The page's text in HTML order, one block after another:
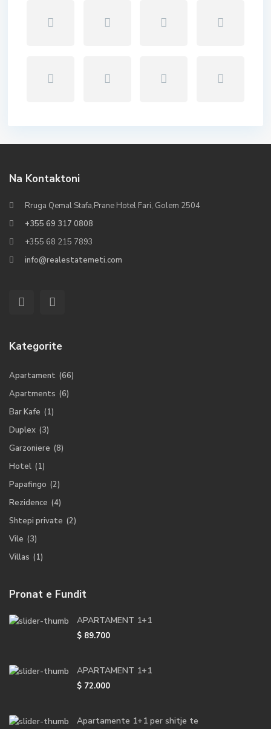
Na Kontaktoni
Rruga Qemal Stafa,Prane Hotel Fari, Golem 2504
+355 69 317 0808
+355 68 215 7893
info@realestatemeti.com
Kategorite
Apartament (66)
Apartments (6)
Bar Kafe (1)
Duplex (3)
Garzoniere (8)
Hotel (1)
Papafingo (2)
Rezidence (4)
Shtepi private (2)
Vile (3)
Villas (1)
Pronat e Fundit
APARTAMENT 1+1
$ 89.700
APARTAMENT 1+1
$ 72.000
Apartamente 1+1 per shitje te